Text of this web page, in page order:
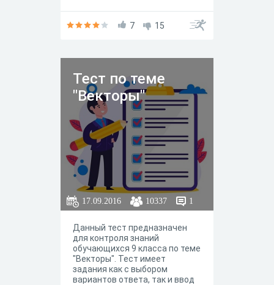
прогрессии; находить
и характеристическое
прогрессии.
7 15
Тест по теме
"Векторы"
17.09.2016 10337 1
Данный тест предназначен
для контроля знаний
обучающихся 9 класса по теме
"Векторы". Тест имеет
задания как с выбором
вариантов ответа, так и ввод